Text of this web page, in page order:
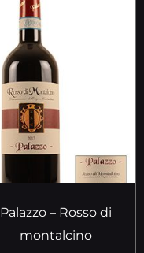
Palazzo – Rosso di
montalcino